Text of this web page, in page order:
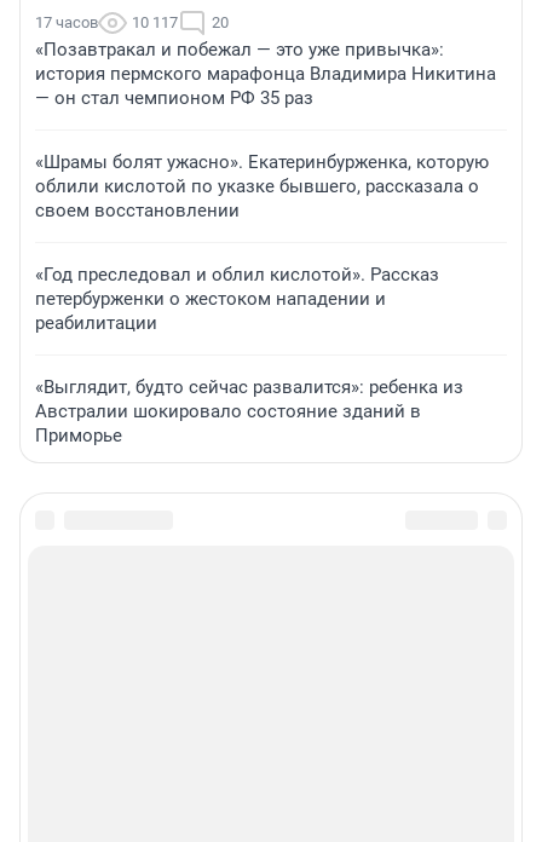
17 часов 10 117 20
«Позавтракал и побежал — это уже привычка»:
история пермского марафонца Владимира Никитина
— он стал чемпионом РФ 35 раз
«Шрамы болят ужасно». Екатеринбурженка, которую
облили кислотой по указке бывшего, рассказала о
своем восстановлении
«Год преследовал и облил кислотой». Рассказ
петербурженки о жестоком нападении и
реабилитации
«Выглядит, будто сейчас развалится»: ребенка из
Австралии шокировало состояние зданий в
Приморье